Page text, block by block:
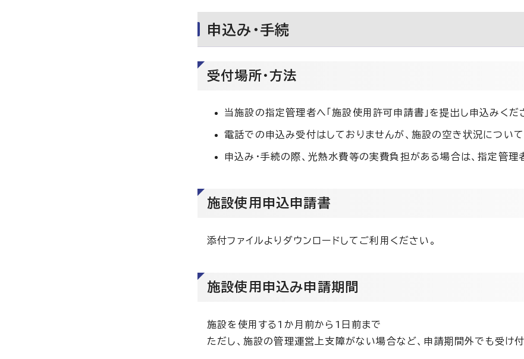
申込み・手続
受付場所・方法
当施設の指定管理者へ「施設使用許可申請書」を提出し申込みくだ
電話での申込み受付はしておりませんが、施設の空き状況につい
申込み・手続の際、光熱水費等の実費負担がある場合は、指定管理
施設使用申込申請書
添付ファイルよりダウンロードしてご利用ください。
施設使用申込み申請期間
施設を使用する1か月前から1日前まで
ただし、施設の管理運営上支障がない場合など、申請期間外でも受け付